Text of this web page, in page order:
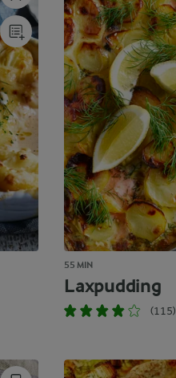
55 MIN
Laxpudding
(115)